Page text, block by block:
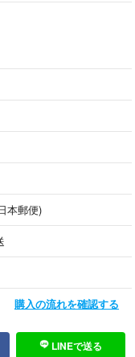
本郵便)
購入の流れを確認する
LINEで送る